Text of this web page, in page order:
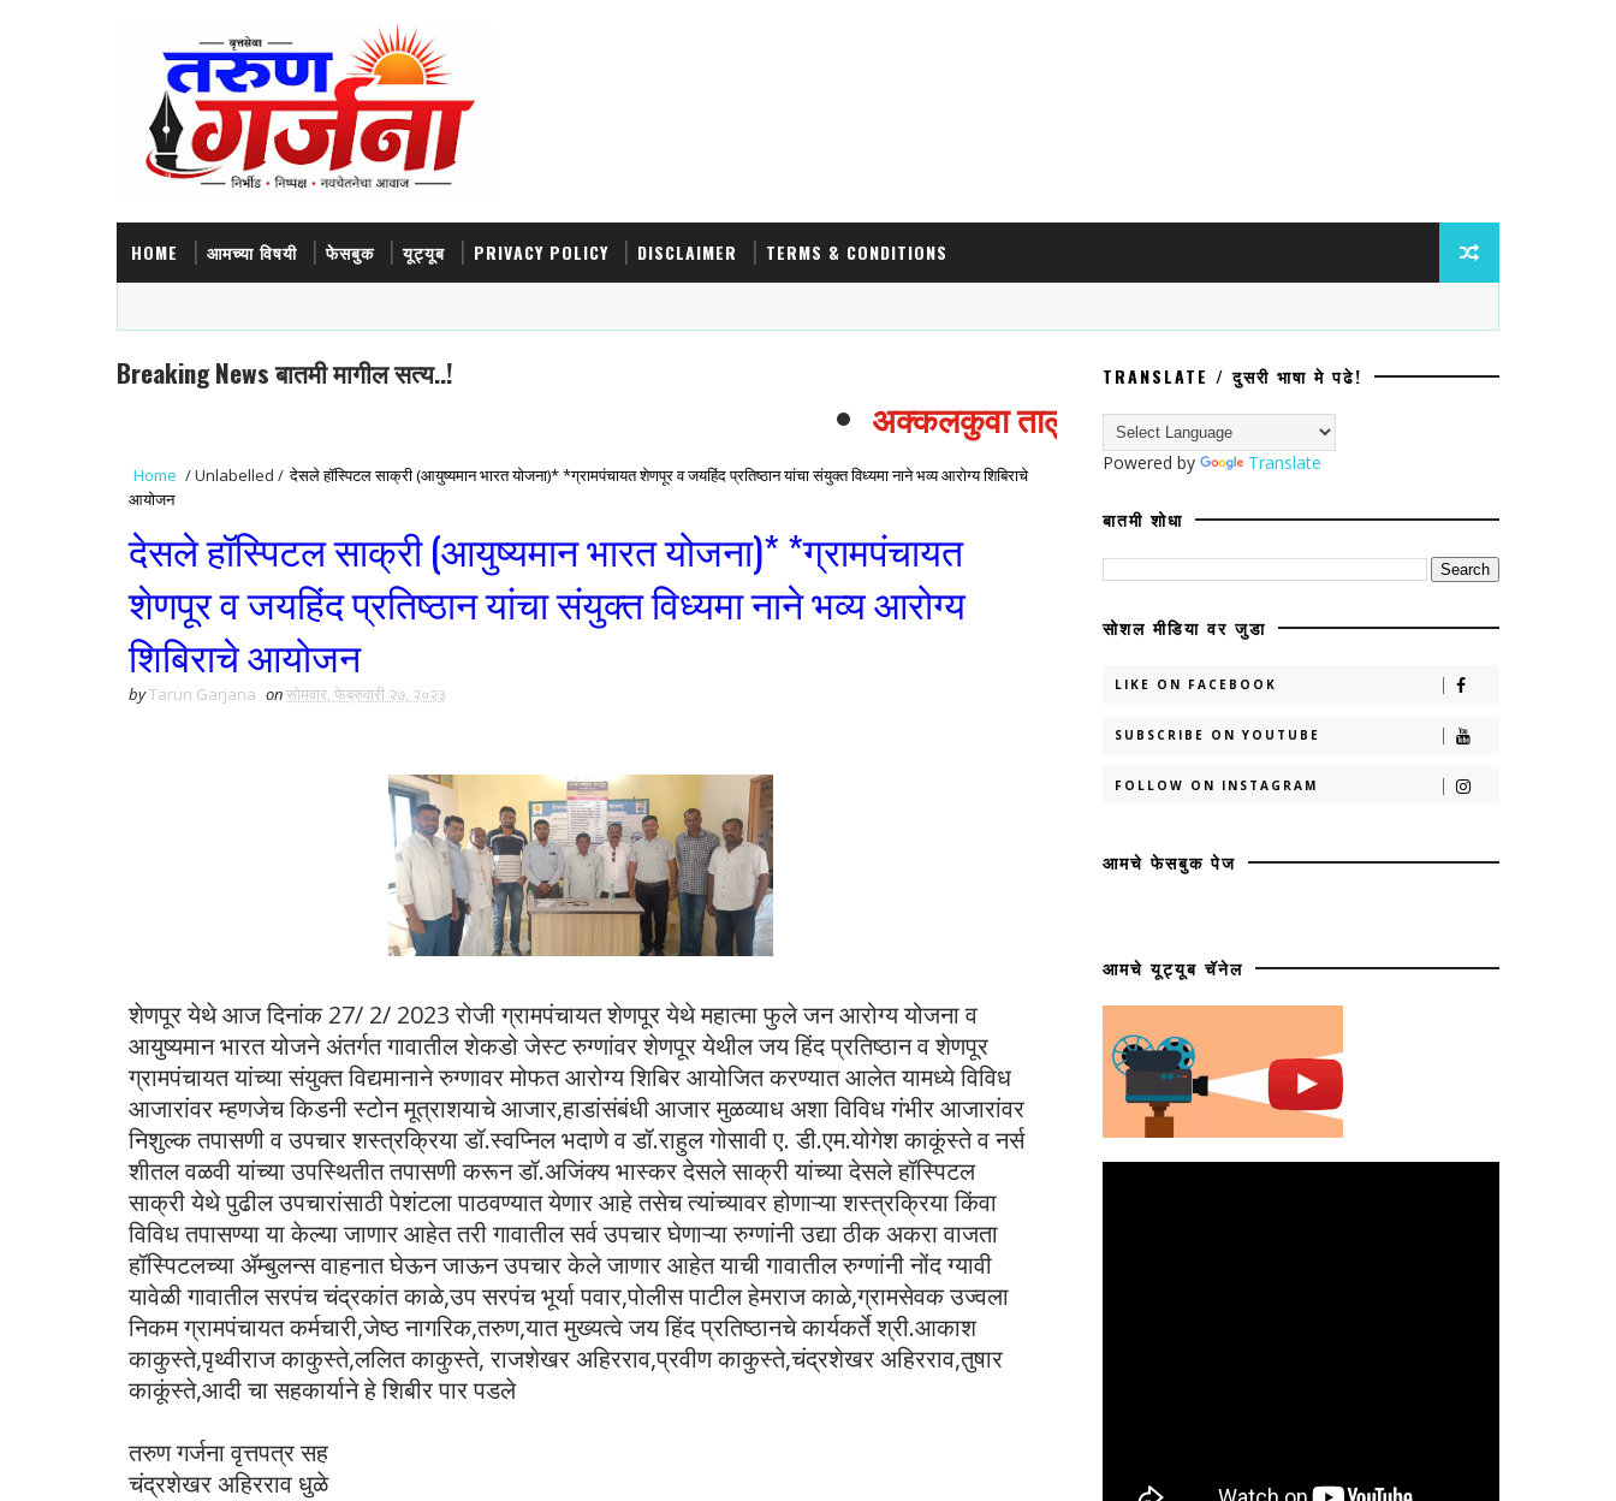
HOME आमच्या विषयी फेसबुक यूट्यूब PRIVACY POLICY DISCLAIMER TERMS & CONDITIONS
Breaking News बातमी मागील सत्य..!
अक्कलकुवा तालुक्यातील दोन शाळांबाबत गंभीर आरोप; बनावट
Home /Unlabelled / देसले हॉस्पिटल साक्री (आयुष्यमान भारत योजना)* *ग्रामपंचायत शेणपूर व जयहिंद प्रतिष्ठान यांचा संयुक्त विध्यमा नाने भव्य आरोग्य शिबिराचे
आयोजन
देसले हॉस्पिटल साक्री (आयुष्यमान भारत योजना)* *ग्रामपंचायत
शेणपूर व जयहिंद प्रतिष्ठान यांचा संयुक्त विध्यमा नाने भव्य आरोग्य
शिबिराचे आयोजन
byTarun Garjana onसोमवार, फेब्रुवारी २७, २०२३
शेणपूर येथे आज दिनांक 27/ 2/ 2023 रोजी ग्रामपंचायत शेणपूर येथे महात्मा फुले जन आरोग्य योजना व
आयुष्यमान भारत योजने अंतर्गत गावातील शेकडो जेस्ट रुग्णांवर शेणपूर येथील जय हिंद प्रतिष्ठान व शेणपूर
ग्रामपंचायत यांच्या संयुक्त विद्यमानाने रुग्णावर मोफत आरोग्य शिबिर आयोजित करण्यात आलेत यामध्ये विविध
आजारांवर म्हणजेच किडनी स्टोन मूत्राशयाचे आजार,हाडांसंबंधी आजार मुळव्याध अशा विविध गंभीर आजारांवर
निशुल्क तपासणी व उपचार शस्त्रक्रिया डॉ.स्वप्निल भदाणे व डॉ.राहुल गोसावी ए. डी.एम.योगेश काकूंस्ते व नर्स
शीतल वळवी यांच्या उपस्थितीत तपासणी करून डॉ.अजिंक्य भास्कर देसले साक्री यांच्या देसले हॉस्पिटल
साक्री येथे पुढील उपचारांसाठी पेशंटला पाठवण्यात येणार आहे तसेच त्यांच्यावर होणाऱ्या शस्त्रक्रिया किंवा
विविध तपासण्या या केल्या जाणार आहेत तरी गावातील सर्व उपचार घेणाऱ्या रुग्णांनी उद्या ठीक अकरा वाजता
हॉस्पिटलच्या ॲम्बुलन्स वाहनात घेऊन जाऊन उपचार केले जाणार आहेत याची गावातील रुग्णांनी नोंद ग्यावी
यावेळी गावातील सरपंच चंद्रकांत काळे,उप सरपंच भूर्या पवार,पोलीस पाटील हेमराज काळे,ग्रामसेवक उज्वला
निकम ग्रामपंचायत कर्मचारी,जेष्ठ नागरिक,तरुण,यात मुख्यत्वे जय हिंद प्रतिष्ठानचे कार्यकर्ते श्री.आकाश
काकुस्ते,पृथ्वीराज काकुस्ते,ललित काकुस्ते, राजशेखर अहिरराव,प्रवीण काकुस्ते,चंद्रशेखर अहिरराव,तुषार
काकूंस्ते,आदी चा सहकार्याने हे शिबीर पार पडले
तरुण गर्जना वृत्तपत्र सह
चंद्रशेखर अहिरराव धुळे
TRANSLATE / दुसरी भाषा मे पढे!
Powered by Translate
बातमी शोधा
सोशल मीडिया वर जुडा
LIKE ON FACEBOOK
SUBSCRIBE ON YOUTUBE
FOLLOW ON INSTAGRAM
आमचे फेसबुक पेज
आमचे यूट्यूब चॅनेल